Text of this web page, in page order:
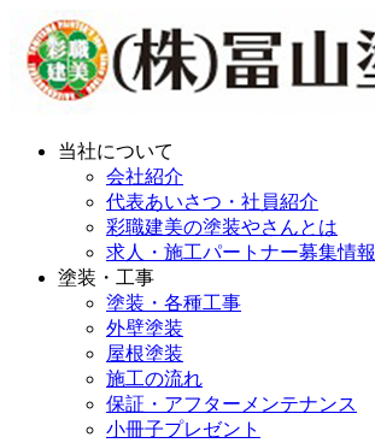
当社について
会社紹介
代表あいさつ・社員紹介
彩職建美の塗装やさんとは
求人・施工パートナー募集情報
塗装・工事
塗装・各種工事
外壁塗装
屋根塗装
施工の流れ
保証・アフターメンテナンス
小冊子プレゼント